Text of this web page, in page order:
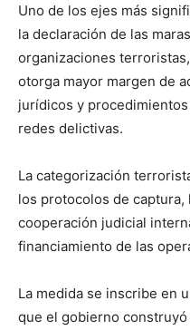
Uno de los ejes más
la declaración de las
organizaciones
otorga mayor margen de
jurídicos y
redes delictivas.
La categorización
los protocolos de captura,
cooperación judicial
financiamiento de las
La medida se inscribe en
que el gobierno